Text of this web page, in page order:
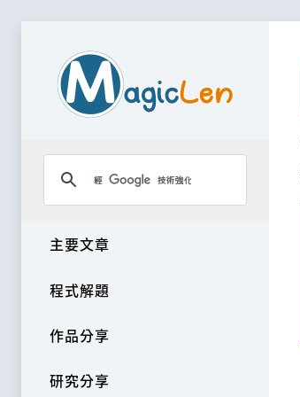
主要文章
程式解題
作品分享
研究分享